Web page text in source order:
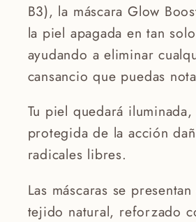
B3), la máscara Glow
la piel apagada en tan
ayudando a eliminar
cansancio que puedas
Tu piel quedará
protegida de la acción
radicales libres.
Las máscaras se
tejido natural, reforzado